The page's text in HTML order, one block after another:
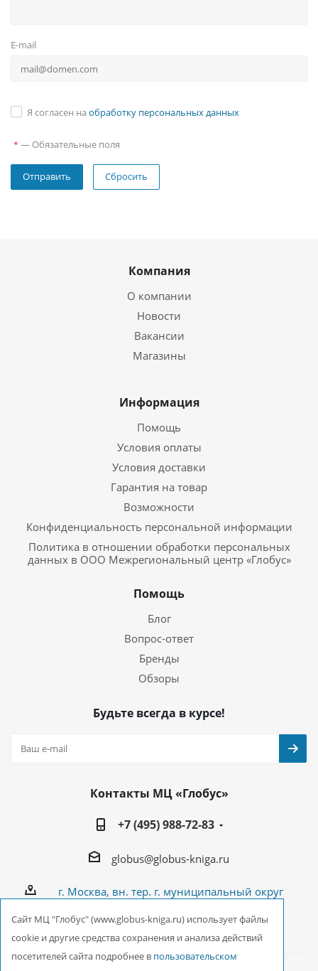
E-mail
Я согласен на обработку персональных данных
* — Обязательные поля
Сбросить
Компания
О компании
Новости
Вакансии
Магазины
Информация
Помощь
Условия оплаты
Условия доставки
Гарантия на товар
Возможности
Конфиденциальность персональной информации
Политика в отношении обработки персональных
данных в ООО Межрегиональный центр «Глобус»
Помощь
Блог
Вопрос-ответ
Бренды
Обзоры
Будьте всегда в курсе!
Контакты МЦ «Глобус»
+7 (495) 988-72-83
globus@globus-kniga.ru
г. Москва, вн. тер. г. муниципальный округ
Cайт МЦ "Глобус" (www.globus-kniga.ru) использует файлы
cookie и другие средства сохранения и анализа действий
посетителей сайта подробнее в пользовательском